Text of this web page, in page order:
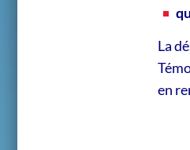
La
en